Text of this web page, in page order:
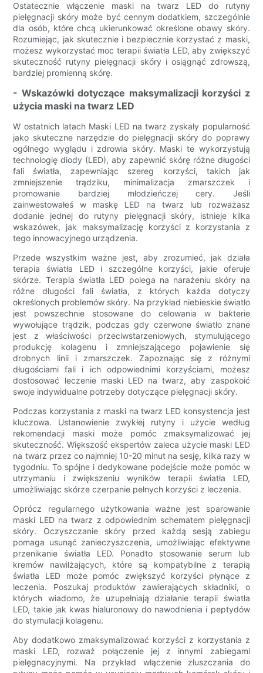
Ostatecznie włączenie maski na twarz LED do rutyny
pielęgnacji skóry może być cennym dodatkiem, szczególnie
dla osób, które chcą ukierunkować określone obawy skóry.
Rozumiejąc, jak skutecznie i bezpiecznie korzystać z maski,
możesz wykorzystać moc terapii światła LED, aby zwiększyć
skuteczność rutyny pielęgnacji skóry i osiągnąć zdrowszą,
bardziej promienną skórę.
- Wskazówki dotyczące maksymalizacji korzyści z
użycia maski na twarz LED
W ostatnich latach Maski LED na twarz zyskały popularność
jako skuteczne narzędzie do pielęgnacji skóry do poprawy
ogólnego wyglądu i zdrowia skóry. Maski te wykorzystują
technologię diody (LED), aby zapewnić skórę różne długości
fali światła, zapewniając szereg korzyści, takich jak
zmniejszenie trądziku, minimalizacja zmarszczek i
promowanie bardziej młodzieńczej cery. Jeśli
zainwestowałeś w maskę LED na twarz lub rozważasz
dodanie jednej do rutyny pielęgnacji skóry, istnieje kilka
wskazówek, jak maksymalizację korzyści z korzystania z
tego innowacyjnego urządzenia.
Przede wszystkim ważne jest, aby zrozumieć, jak działa
terapia światła LED i szczególne korzyści, jakie oferuje
skórze. Terapia światła LED polega na narażeniu skóry na
różne długości fali światła, z których każda dotyczy
określonych problemów skóry. Na przykład niebieskie światło
jest powszechnie stosowane do celowania w bakterie
wywołujące trądzik, podczas gdy czerwone światło znane
jest z właściwości przeciwstarzeniowych, stymulującego
produkcję kolagenu i zmniejszającego pojawienie się
drobnych linii i zmarszczek. Zapoznając się z różnymi
długościami fali i ich odpowiednimi korzyściami, możesz
dostosować leczenie maski LED na twarz, aby zaspokoić
swoje indywidualne potrzeby dotyczące pielęgnacji skóry.
Podczas korzystania z maski na twarz LED konsystencja jest
kluczowa. Ustanowienie zwykłej rutyny i użycie według
rekomendacji maski może pomóc zmaksymalizować jej
skuteczność. Większość ekspertów zaleca użycie maski LED
na twarz przez co najmniej 10-20 minut na sesję, kilka razy w
tygodniu. To spójne i dedykowane podejście może pomóc w
utrzymaniu i zwiększeniu wyników terapii światła LED,
umożliwiając skórze czerpanie pełnych korzyści z leczenia.
Oprócz regularnego użytkowania ważne jest sparowanie
maski LED na twarz z odpowiednim schematem pielęgnacji
skóry. Oczyszczanie skóry przed każdą sesją zabiegu
pomaga usunąć zanieczyszczenia, umożliwiając efektywne
przenikanie światła LED. Ponadto stosowanie serum lub
kremów nawilżających, które są kompatybilne z terapią
światła LED może pomóc zwiększyć korzyści płynące z
leczenia. Poszukaj produktów zawierających składniki, o
których wiadomo, że uzupełniają działanie terapii światła
LED, takie jak kwas hialuronowy do nawodnienia i peptydów
do stymulacji kolagenu.
Aby dodatkowo zmaksymalizować korzyści z korzystania z
maski LED, rozważ połączenie jej z innymi zabiegami
pielęgnacyjnymi. Na przykład włączenie złuszczania do